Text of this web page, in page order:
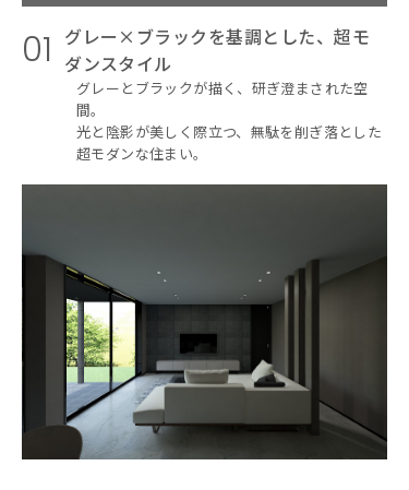
01
グレー×ブラックを基調とした、超モ
ダンスタイル
グレーとブラックが描く、研ぎ澄まされた空
間。
光と陰影が美しく際立つ、無駄を削ぎ落とした
超モダンな住まい。